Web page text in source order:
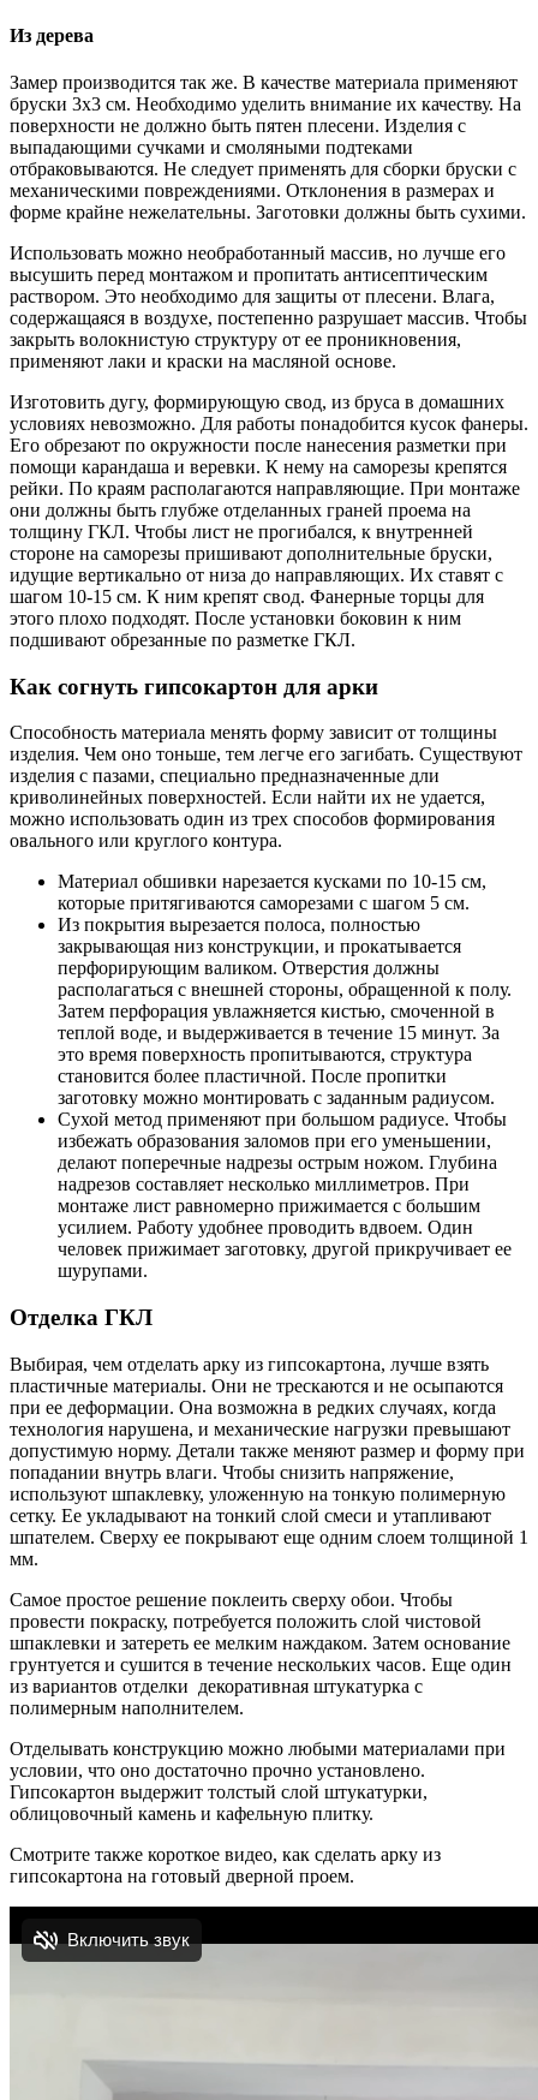
Из дерева
Замер производится так же. В качестве материала применяют
бруски 3х3 см. Необходимо уделить внимание их качеству. На
поверхности не должно быть пятен плесени. Изделия с
выпадающими сучками и смоляными подтеками
отбраковываются. Не следует применять для сборки бруски с
механическими повреждениями. Отклонения в размерах и
форме крайне нежелательны. Заготовки должны быть сухими.
Использовать можно необработанный массив, но лучше его
высушить перед монтажом и пропитать антисептическим
раствором. Это необходимо для защиты от плесени. Влага,
содержащаяся в воздухе, постепенно разрушает массив. Чтобы
закрыть волокнистую структуру от ее проникновения,
применяют лаки и краски на масляной основе.
Изготовить дугу, формирующую свод, из бруса в домашних
условиях невозможно. Для работы понадобится кусок фанеры.
Его обрезают по окружности после нанесения разметки при
помощи карандаша и веревки. К нему на саморезы крепятся
рейки. По краям располагаются направляющие. При монтаже
они должны быть глубже отделанных граней проема на
толщину ГКЛ. Чтобы лист не прогибался, к внутренней
стороне на саморезы пришивают дополнительные бруски,
идущие вертикально от низа до направляющих. Их ставят с
шагом 10-15 см. К ним крепят свод. Фанерные торцы для
этого плохо подходят. После установки боковин к ним
подшивают обрезанные по разметке ГКЛ.
Как согнуть гипсокартон для арки
Способность материала менять форму зависит от толщины
изделия. Чем оно тоньше, тем легче его загибать. Существуют
изделия с пазами, специально предназначенные дли
криволинейных поверхностей. Если найти их не удается,
можно использовать один из трех способов формирования
овального или круглого контура.
Материал обшивки нарезается кусками по 10-15 см,
которые притягиваются саморезами с шагом 5 см.
Из покрытия вырезается полоса, полностью
закрывающая низ конструкции, и прокатывается
перфорирующим валиком. Отверстия должны
располагаться с внешней стороны, обращенной к полу.
Затем перфорация увлажняется кистью, смоченной в
теплой воде, и выдерживается в течение 15 минут. За
это время поверхность пропитываются, структура
становится более пластичной. После пропитки
заготовку можно монтировать с заданным радиусом.
Сухой метод применяют при большом радиусе. Чтобы
избежать образования заломов при его уменьшении,
делают поперечные надрезы острым ножом. Глубина
надрезов составляет несколько миллиметров. При
монтаже лист равномерно прижимается с большим
усилием. Работу удобнее проводить вдвоем. Один
человек прижимает заготовку, другой прикручивает ее
шурупами.
Отделка ГКЛ
Выбирая, чем отделать арку из гипсокартона, лучше взять
пластичные материалы. Они не трескаются и не осыпаются
при ее деформации. Она возможна в редких случаях, когда
технология нарушена, и механические нагрузки превышают
допустимую норму. Детали также меняют размер и форму при
попадании внутрь влаги. Чтобы снизить напряжение,
используют шпаклевку, уложенную на тонкую полимерную
сетку. Ее укладывают на тонкий слой смеси и утапливают
шпателем. Сверху ее покрывают еще одним слоем толщиной 1
мм.
Самое простое решение поклеить сверху обои. Чтобы
провести покраску, потребуется положить слой чистовой
шпаклевки и затереть ее мелким наждаком. Затем основание
грунтуется и сушится в течение нескольких часов. Еще один
из вариантов отделки декоративная штукатурка с
полимерным наполнителем.
Отделывать конструкцию можно любыми материалами при
условии, что оно достаточно прочно установлено.
Гипсокартон выдержит толстый слой штукатурки,
облицовочный камень и кафельную плитку.
Смотрите также короткое видео, как сделать арку из
гипсокартона на готовый дверной проем.